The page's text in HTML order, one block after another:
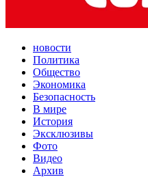
новости
Политика
Общество
Экономика
Безопасность
В мире
История
Эксклюзивы
Фото
Видео
Архив